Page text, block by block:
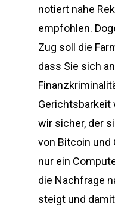
notiert nahe
empfohlen.
Zug soll die
dass Sie sich
Gerichtsbarkeit
wir sicher, der
von Bitcoin und
nur ein
die Nachfrage
steigt und